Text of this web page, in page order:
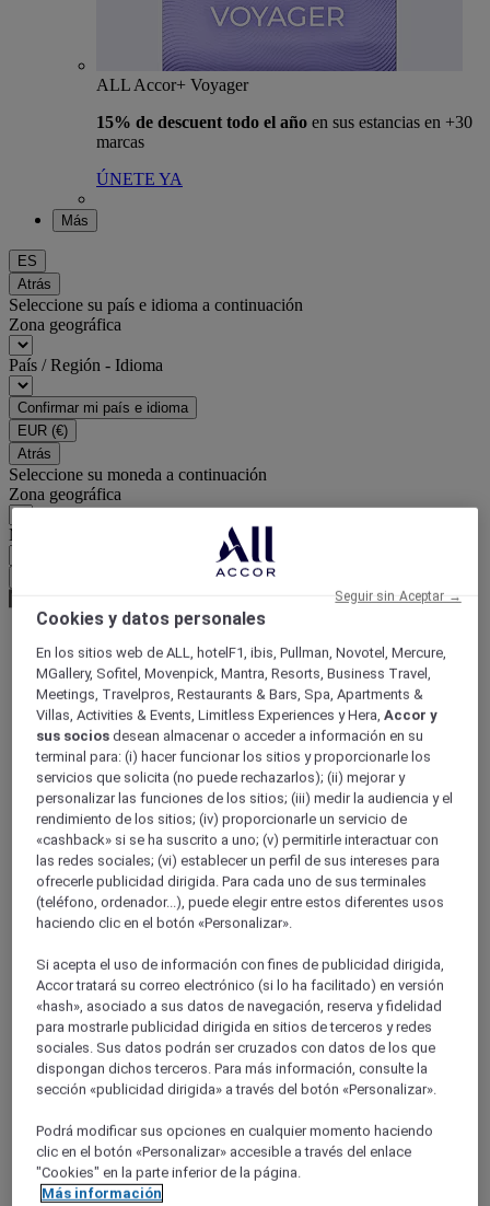
ALL Accor+ Voyager
15% de descuent todo el año en sus estancias en +30
marcas
ÚNETE YA
Más
ES
Atrás
Seleccione su país e idioma a continuación
Zona geográfica
País / Región - Idioma
Confirmar mi país e idioma
EUR (€)
Atrás
Seleccione su moneda a continuación
Zona geográfica
Moneda
World
Europe
France
Ile-de-France
HAUTS-DE-SEINE
La Défense
Meudon la Forêt
Cookies y datos personales
En los sitios web de ALL, hotelF1, ibis, Pullman, Novotel, Mercure,
MGallery, Sofitel, Movenpick, Mantra, Resorts, Business Travel,
Meetings, Travelpros, Restaurants & Bars, Spa, Apartments &
Villas, Activities & Events, Limitless Experiences y Hera,Accor y
sus socios desean almacenar o acceder a información en su
terminal para: (i) hacer funcionar los sitios y proporcionarle los
servicios que solicita (no puede rechazarlos); (ii) mejorar y
personalizar las funciones de los sitios; (iii) medir la audiencia y el
rendimiento de los sitios; (iv) proporcionarle un servicio de
«cashback» si se ha suscrito a uno; (v) permitirle interactuar con
las redes sociales; (vi) establecer un perfil de sus intereses para
ofrecerle publicidad dirigida. Para cada uno de sus terminales
(teléfono, ordenador...), puede elegir entre estos diferentes usos
haciendo clic en el botón «Personalizar».
Si acepta el uso de información con fines de publicidad dirigida,
Accor tratará su correo electrónico (si lo ha facilitado) en versión
«hash», asociado a sus datos de navegación, reserva y fidelidad
para mostrarle publicidad dirigida en sitios de terceros y redes
sociales. Sus datos podrán ser cruzados con datos de los que
dispongan dichos terceros. Para más información, consulte la
sección «publicidad dirigida» a través del botón «Personalizar».
Podrá modificar sus opciones en cualquier momento haciendo
clic en el botón «Personalizar» accesible a través del enlace
"Cookies" en la parte inferior de la página.
Más información
Seguir sin Aceptar →